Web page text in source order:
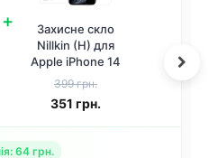
+
Захисне скло
Nillkin (H) для
Apple iPhone 14
Pro (6.1")
Прозорий
399 грн.
351 грн.
: 64грн.